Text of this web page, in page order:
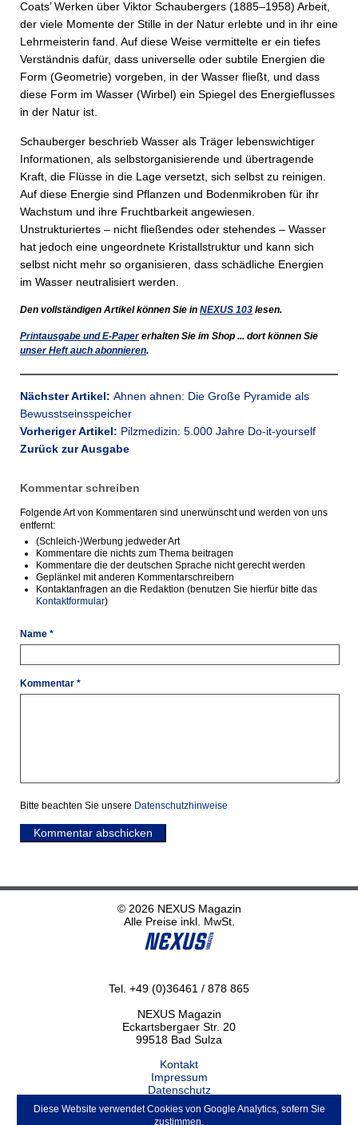
Coats’ Werken über Viktor Schaubergers (1885–1958) Arbeit,
der viele Momente der Stille in der Natur erlebte und in ihr eine
Lehrmeisterin fand. Auf diese Weise vermittelte er ein tiefes
Verständnis dafür, dass universelle oder subtile Energien die
Form (Geometrie) vorgeben, in der Wasser fließt, und dass
diese Form im Wasser (Wirbel) ein Spiegel des Energieflusses
in der Natur ist.
Schauberger beschrieb Wasser als Träger lebenswichtiger
Informationen, als selbst­organisierende und übertragende
Kraft, die Flüsse in die Lage versetzt, sich selbst zu reinigen.
Auf diese Energie sind Pflanzen und Bodenmikroben für ihr
Wachstum und ihre Fruchtbarkeit angewiesen.
Unstrukturiertes – nicht fließendes oder stehendes – Wasser
hat jedoch eine ungeordnete Kristallstruktur und kann sich
selbst nicht mehr so organisieren, dass schädliche Energien
im Wasser neutralisiert werden.
Den vollständigen Artikel können Sie in NEXUS 103 lesen.
Printausgabe und E-Papererhalten Sie im Shop ... dort können Sie
unser Heft auch abonnieren.
Nächster Artikel: Ahnen ahnen: Die Große Pyramide als
Bewusstseinsspeicher
Vorheriger Artikel: Pilzmedizin: 5.000 Jahre Do-it-yourself
Zurück zur Ausgabe
Kommentar schreiben
Folgende Art von Kommentaren sind unerwünscht und werden von uns
entfernt:
(Schleich-)Werbung jedweder Art
Kommentare die nichts zum Thema beitragen
Kommentare die der deutschen Sprache nicht gerecht werden
Geplänkel mit anderen Kommentarschreibern
Kontaktanfragen an die Redaktion (benutzen Sie hierfür bitte das
Kontaktformular)
Name *
Kommentar *
Bitte beachten Sie unsere Datenschutzhinweise
Kommentar abschicken
© 2026 NEXUS Magazin
Alle Preise inkl. MwSt.
Tel. +49 (0)36461 / 878 865
NEXUS Magazin
Eckartsbergaer Str. 20
99518 Bad Sulza
Kontakt
Impressum
Datenschutz
Haftungsausschluss
ABO kündigen
Diese Website verwendet Cookies von Google Analytics, sofern Sie
zustimmen.